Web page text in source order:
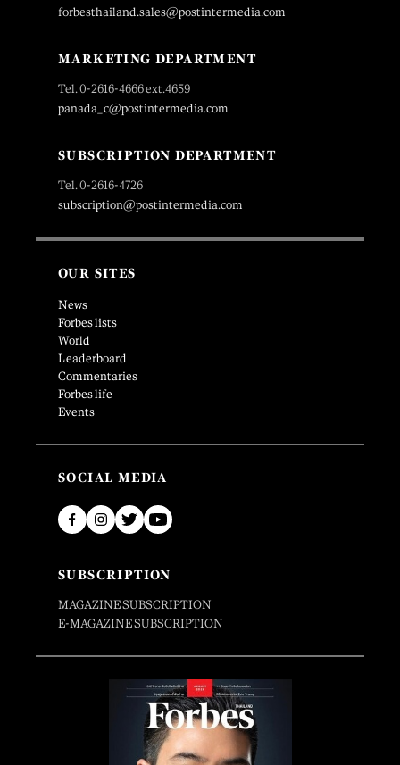
forbesthailand.sales@postintermedia.com
MARKETING DEPARTMENT
Tel. 0-2616-4666 ext.4659
panada_c@postintermedia.com
SUBSCRIPTION DEPARTMENT
Tel. 0-2616-4726
subscription@postintermedia.com
OUR SITES
News
Forbes lists
World
Leaderboard
Commentaries
Forbes life
Events
SOCIAL MEDIA
SUBSCRIPTION
MAGAZINE SUBSCRIPTION
E-MAGAZINE SUBSCRIPTION